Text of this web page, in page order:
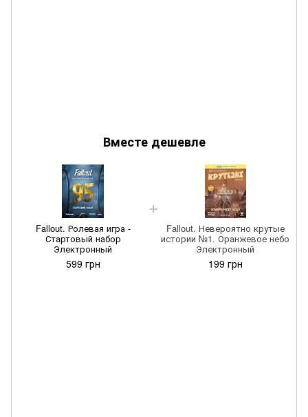
Вместе дешевле
Fallout. Ролевая игра -
Стартовый набор
Электронный
599 грн
Fallout. Невероятно крутые
истории №1. Оранжевое небо
Электронный
199 грн